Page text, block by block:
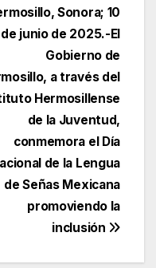
Sonora; 10
de junio de 2025.-El
Gobierno de
a través del
Hermosillense
de la Juventud,
conmemora el Día
de la Lengua
de Señas Mexicana
promoviendo la
inclusión